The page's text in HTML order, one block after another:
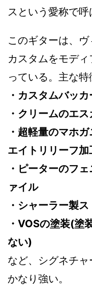
スという愛称で呼
このギターは、ヴ
カスタムをモデ
っている。主な特
・カスタムバッ
・クリームのエ
・超軽量のマホ
エイトリリーフ加
・ピーターのフ
ァイル
・シャーラー製
・VOSの塗装(塗
ない)
など、シグネチ
かなり強い。